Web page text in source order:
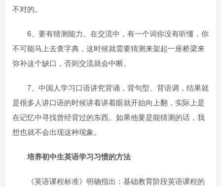
不对的。
6、要有猜测能力。在交流中，有一个词你没有听懂，你
不可能马上去查字典，这时候就需要猜测来架起一座桥梁来
弥补这个缺口，否则交流就会中断。
7、中国人学习口语讲究背诵，背句型、背语调，结果就
是很多人讲口语的时候讲着讲着眼就开始向上翻，实际上是
在记忆中寻找曾经背过的东西。如果他要是能猜测的话，我
想也就不会出现这种现象。
培养初中生英语学习习惯的方法
《英语课程标准》明确指出：基础教育阶段英语课程的